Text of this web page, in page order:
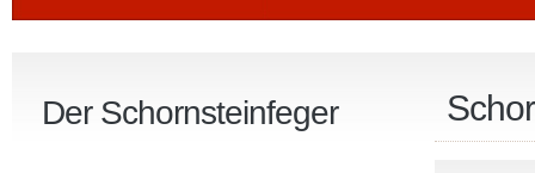
Der Schornsteinfeger